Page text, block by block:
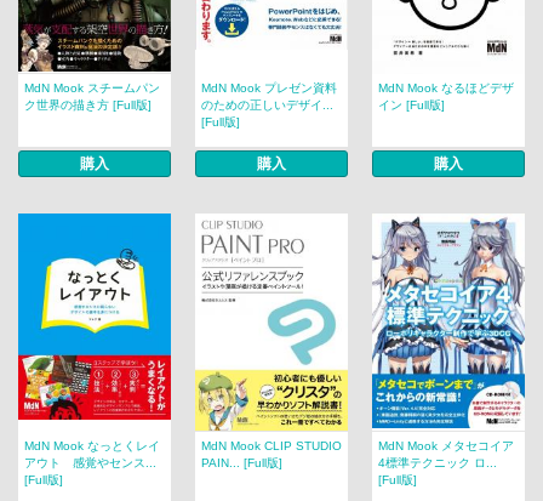
MdN Mook スチームパン
ク世界の描き方 [Full版]
購入
MdN Mook プレゼン資料
のための正しいデザイ...
[Full版]
購入
MdN Mook なるほどデザ
イン [Full版]
購入
MdN Mook なっとくレイ
アウト 感覚やセンス...
[Full版]
MdN Mook CLIP STUDIO
PAIN... [Full版]
MdN Mook メタセコイア
4標準テクニック ロ...
[Full版]